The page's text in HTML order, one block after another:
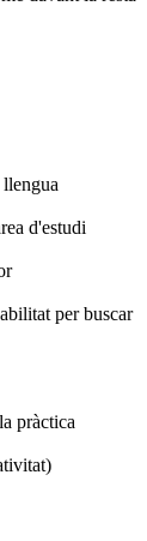
d'estudi
per buscar
pràctica